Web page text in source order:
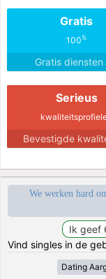
Gratis
100%
Gratis diensten
Serieus
Bevestigde
We werken hard
Vind singles in de
Dating